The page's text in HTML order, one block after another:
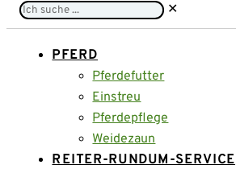
Ich
suche
✕
PFERD
Pferdefutter
Einstreu
Pferdepflege
Weidezaun
REITER-RUNDUM-SERVICE